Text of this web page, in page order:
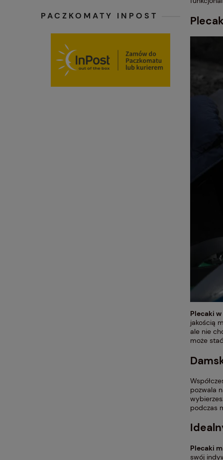
PACZKOMATY INPOST
Plecaki
jakością
ale nie
może
pozwala
podczas
Plecaki
swój